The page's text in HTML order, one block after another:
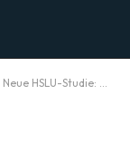
Neue HSLU-Studie: Arbeitsdruck erhöht Unfallrisiko auf der Strasse